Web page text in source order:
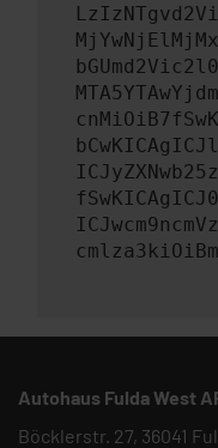
Autohaus Fulda West
Böcklerstr. 27, 36041